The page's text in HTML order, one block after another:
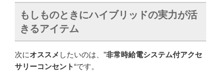
もしものときにハイブリッドの実力が活
きるアイテム
次にオススメ したいのは、”非常時給電システム付アクセ
サリーコンセント“です。